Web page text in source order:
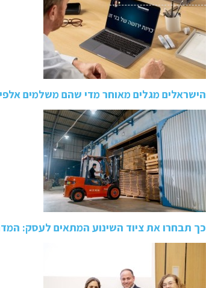
הישראלים מגלים מאוחר מדי שהם משלמים
כך תבחרו את ציוד השינוע המתאים לעסק: